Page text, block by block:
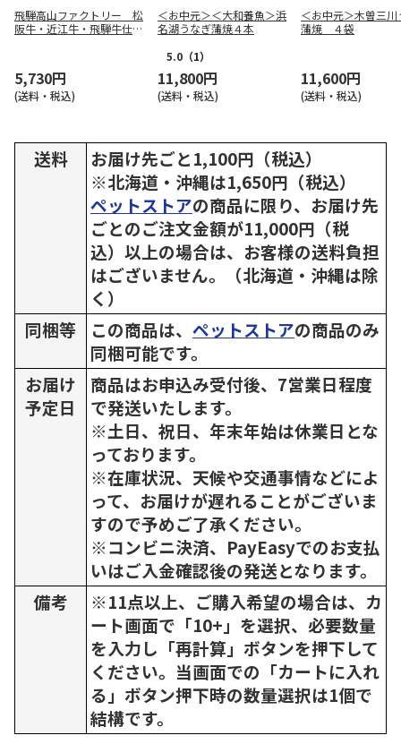
飛騨高山ファクトリー 松
阪牛・近江牛・飛騨牛仕込
5,730円
(送料・税込)
＜お中元＞＜大和養魚＞浜
名湖うなぎ蒲焼４本
5.0 （1）
11,800円
(送料・税込)
＜お中元＞木曽三川
蒲焼 ４袋
11,600円
(送料・税込)
送料
お届け先ごと1,100円（税込）
※北海道・沖縄は1,650円（税込）
ペットストアの商品に限り、お届け先
ごとのご注文金額が11,000円（税
込）以上の場合は、お客様の送料負担
はございません。（北海道・沖縄は除
く）
同梱等
この商品は、 ペットストアの商品のみ
同梱可能です。
お届け
予定日
商品はお申込み受付後、7営業日程度
で発送いたします。
※土日、祝日、年末年始は休業日とな
っております。
※在庫状況、天候や交通事情などによ
って、お届けが遅れることがございま
すので予めご了承ください。
※コンビニ決済、PayEasyでのお支払
いはご入金確認後の発送となります。
備考
※11点以上、ご購入希望の場合は、カ
ート画面で「10+」を選択、必要数量
を入力し「再計算」ボタンを押下して
ください。当画面での「カートに入れ
る」ボタン押下時の数量選択は1個で
結構です。